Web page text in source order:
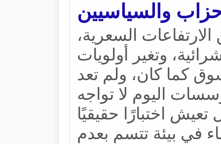
والسياسيين
السعرية،
وتغير أولويات
كما كان، ولم تعد
اليوم لا تواجه
اختبارًا حقيقيًا
في بيئة تتسم بعدم